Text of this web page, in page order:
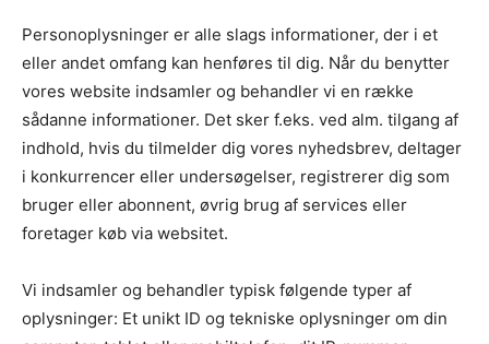
Personoplysninger er alle slags informationer, der i et
eller andet omfang kan henføres til dig. Når du benytter
vores website indsamler og behandler vi en række
sådanne informationer. Det sker f.eks. ved alm. tilgang af
indhold, hvis du tilmelder dig vores nyhedsbrev, deltager
i konkurrencer eller undersøgelser, registrerer dig som
bruger eller abonnent, øvrig brug af services eller
foretager køb via websitet.
Vi indsamler og behandler typisk følgende typer af
oplysninger: Et unikt ID og tekniske oplysninger om din